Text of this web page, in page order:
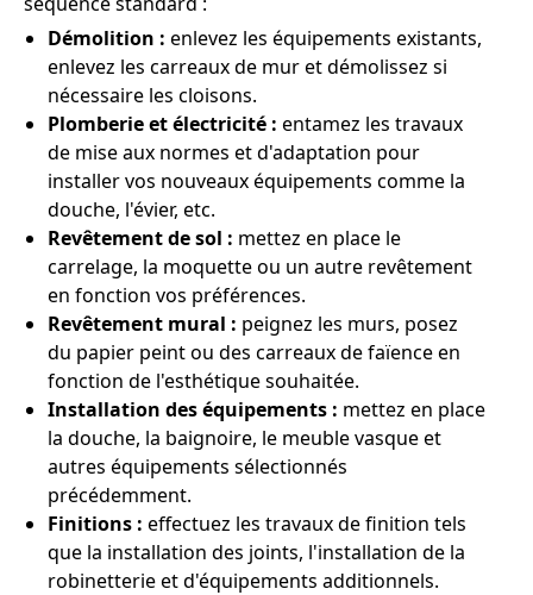
Démolition : enlevez les équipements existants,
enlevez les carreaux de mur et démolissez si
nécessaire les cloisons.
Plomberie et électricité : entamez les travaux
de mise aux normes et d'adaptation pour
installer vos nouveaux équipements comme la
douche, l'évier, etc.
Revêtement de sol : mettez en place le
carrelage, la moquette ou un autre revêtement
en fonction vos préférences.
Revêtement mural : peignez les murs, posez
du papier peint ou des carreaux de faïence en
fonction de l'esthétique souhaitée.
Installation des équipements : mettez en place
la douche, la baignoire, le meuble vasque et
autres équipements sélectionnés
précédemment.
Finitions : effectuez les travaux de finition tels
que la installation des joints, l'installation de la
robinetterie et d'équipements additionnels.